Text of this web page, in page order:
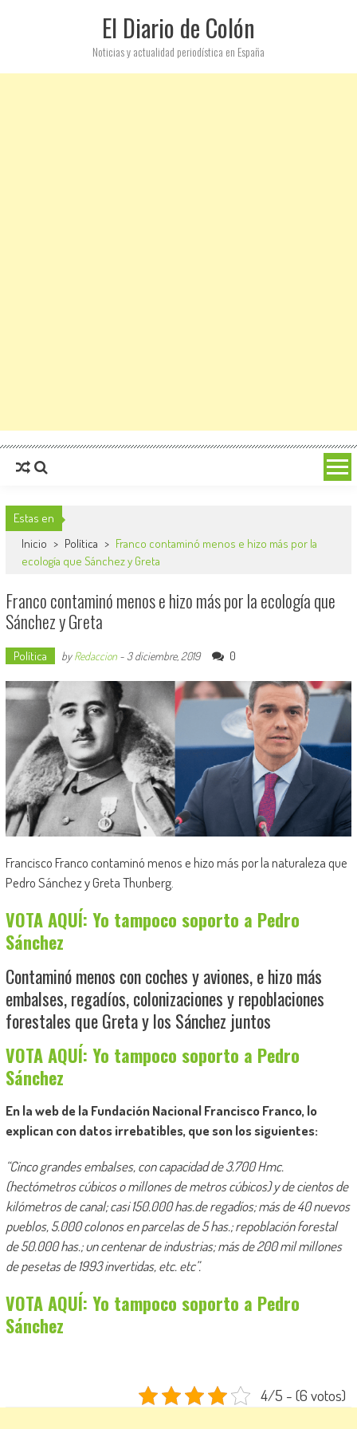
El Diario de Colón
Noticias y actualidad periodística en España
Estas en
Inicio > Política > Franco contaminó menos e hizo más por la
ecología que Sánchez y Greta
Franco contaminó menos e hizo más por la ecología que
Sánchez y Greta
Política byRedaccion- 3 diciembre, 2019 0
Francisco Franco contaminó menos e hizo más por la naturaleza que
Pedro Sánchez y Greta Thunberg.
VOTA AQUÍ: Yo tampoco soporto a Pedro
Sánchez
Contaminó menos con coches y aviones, e hizo más
embalses, regadíos, colonizaciones y repoblaciones
forestales que Greta y los Sánchez juntos
VOTA AQUÍ: Yo tampoco soporto a Pedro
Sánchez
En la web de la Fundación Nacional Francisco Franco, lo
explican con datos irrebatibles, que son los siguientes:
“Cinco grandes embalses, con capacidad de 3.700 Hmc.
(hectómetros cúbicos o millones de metros cúbicos) y de cientos de
kilómetros de canal; casi 150.000 has.de regadíos; más de 40 nuevos
pueblos, 5.000 colonos en parcelas de 5 has.; repoblación forestal
de 50.000 has.; un centenar de industrias; más de 200 mil millones
de pesetas de 1993 invertidas, etc. etc”.
VOTA AQUÍ: Yo tampoco soporto a Pedro
Sánchez
4/5 - (6 votos)